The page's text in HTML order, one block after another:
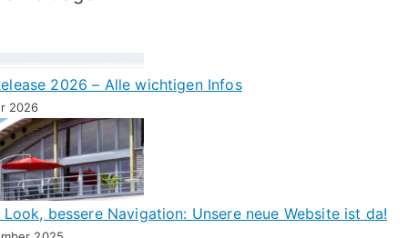
2026 – Alle wichtigen Infos
2026
Look, bessere Navigation: Unsere neue Website ist da!